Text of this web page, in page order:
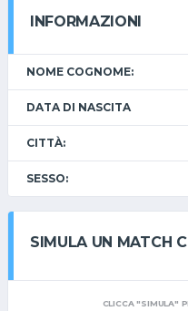
INFORMAZIONI
NOME COGNOME:
DATA DI NASCITA
CITTÀ:
SESSO:
SIMULA UN MATCH
CLICCA "SIMULA"